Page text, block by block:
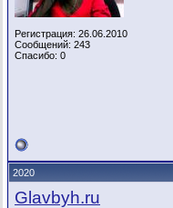
Регистрация: 26.06.2010
Сообщений: 243
Спасибо: 0
2020
Glavbyh.ru